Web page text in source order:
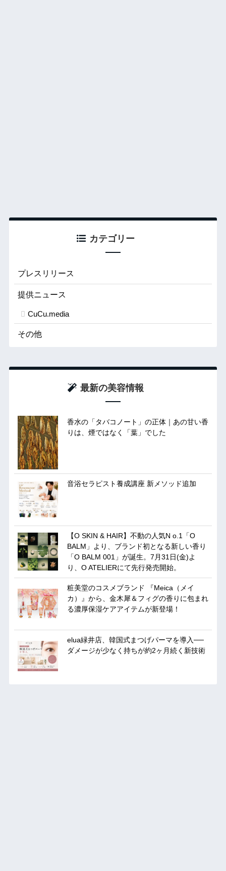
カテゴリー
プレスリリース
提供ニュース
CuCu.media
その他
最新の美容情報
香水の「タバコノート」の正体｜あの甘い香
りは、煙ではなく「葉」でした
音浴セラピスト養成講座 新メソッド追加
【O SKIN & HAIR】不動の人気N o.1「O
BALM」より、ブランド初となる新しい香り
「O BALM 001」が誕生。7月31日(金)よ
り、O ATELIERにて先行発売開始。
粧美堂のコスメブランド 『Meica（メイ
カ）』から、金木犀＆フィグの香りに包まれ
る濃厚保湿ケアアイテムが新登場！
elua緑井店、韓国式まつげパーマを導入──
ダメージが少なく持ちが約2ヶ月続く新技術